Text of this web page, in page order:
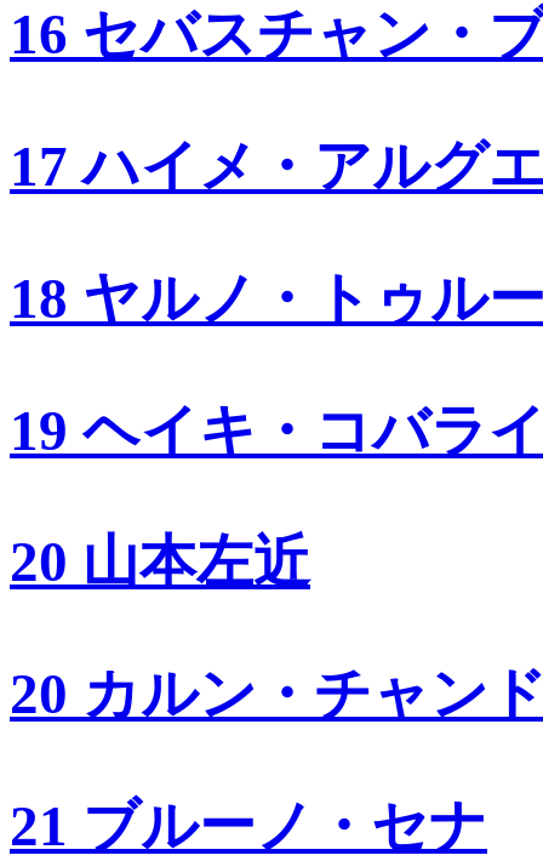
16 セバスチャン・
17 ハイメ・アルグ
18 ヤルノ・トゥル
19 ヘイキ・コバラ
20 山本左近
20 カルン・チャン
21 ブルーノ・セナ